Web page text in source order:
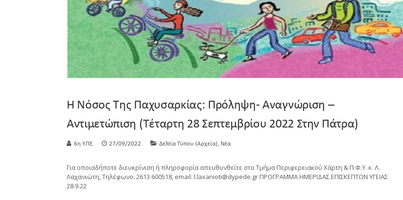
Η Νόσος Της Παχυσαρκίας: Πρόληψη- Αναγνώριση –
Αντιμετώπιση (Τέταρτη 28 Σεπτεμβρίου 2022 Στην Πάτρα)
6η Υ.ΠΕ. 27/09/2022 Δελτία Τύπου (Αρχεία), Νέα
Για οποιαδήποτε διευκρίνιση ή πληροφορία απευθυνθείτε στο Τμήμα Περιφερειακού Χάρτη & Π.Φ.Υ. κ. Λ.
Λαχανιώτη, Τηλέφωνο: 2613 600518, email: l.laxanioti@dypede.grΠΡΟΓΡΑΜΜΑ ΗΜΕΡΙΔΑΣ ΕΠΙΣΚΕΠΤΩΝ ΥΓΕΙΑΣ
28.9.22